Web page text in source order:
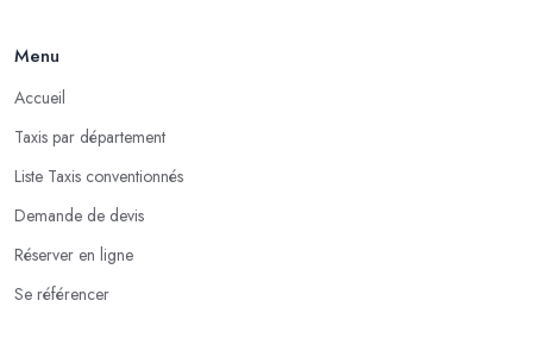
Menu
Accueil
Taxis par département
Liste Taxis conventionnés
Demande de devis
Réserver en ligne
Se référencer